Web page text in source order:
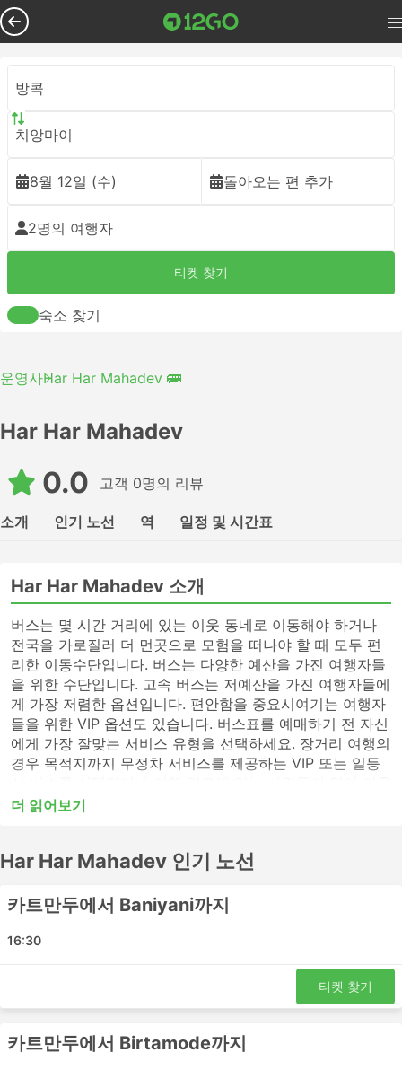
방콕
치앙마이
8월 12일 (수) 돌아오는 편 추가
2명의 여행자
티켓 찾기
숙소 찾기
운영사Har Har Mahadev 🚌
Har Har Mahadev
0.0 고객 0명의 리뷰
소개 인기 노선 역 일정 및 시간표
Har Har Mahadev 소개
버스는 몇 시간 거리에 있는 이웃 동네로 이동해야 하거나
전국을 가로질러 더 먼곳으로 모험을 떠나야 할 때 모두 편
리한 이동수단입니다. 버스는 다양한 예산을 가진 여행자들
을 위한 수단입니다. 고속 버스는 저예산을 가진 여행자들에
게 가장 저렴한 옵션입니다. 편안함을 중요시여기는 여행자
들을 위한 VIP 옵션도 있습니다. 버스표를 예매하기 전 자신
에게 가장 잘맞는 서비스 유형을 선택하세요. 장거리 여행의
경우 목적지까지 무정차 서비스를 제공하는 VIP 또는 일등
하지 않는 버스역에 전화하여 표를 알아보세요. 고속 버스
이 야간 버스로 이동이 가능하며, 일부 버스는 쾌적한 여행
예매 전 시간표를 확인하세요. Har Har Mahadev에서 버스
하여 가장 좋은 버스표를 예매하세요.
Har Har Mahadev 인기있는 버스역
니다:
더 읽어보기
Har Har Mahadev 인기 노선
카트만두에서 Baniyani까지
16:30
티켓 찾기
카트만두에서 Birtamode까지